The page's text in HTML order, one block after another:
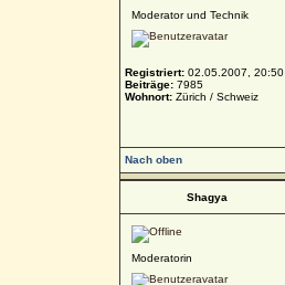
Moderator und Technik
Registriert:02.05.2007, 20:50
Beiträge:7985
Wohnort:Zürich / Schweiz
Nach oben
Shagya
Moderatorin